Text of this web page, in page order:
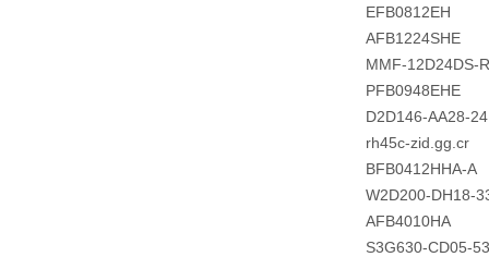
EFB0812EH
AFB1224SHE
MMF-12D24DS-
PFB0948EHE
D2D146-AA28-24
rh45c-zid.gg.cr
BFB0412HHA-A
W2D200-DH18-
AFB4010HA
S3G630-CD05-53